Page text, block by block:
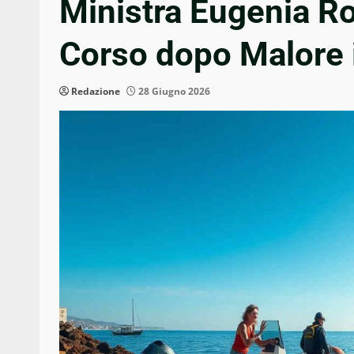
Ministra Eugenia
Corso dopo Malore
Redazione 28 Giugno 2026